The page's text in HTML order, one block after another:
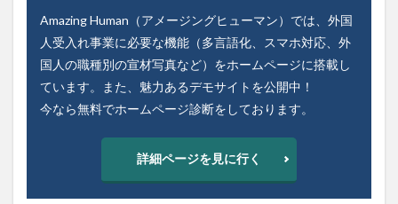
Amazing Human（アメージングヒューマン）では、外国
人受入れ事業に必要な機能（多言語化、スマホ対応、外
国人の職種別の宣材写真など）をホームページに搭載し
ています。また、魅力あるデモサイトを公開中！
今なら無料でホームページ診断をしております。
詳細ページを見に行く